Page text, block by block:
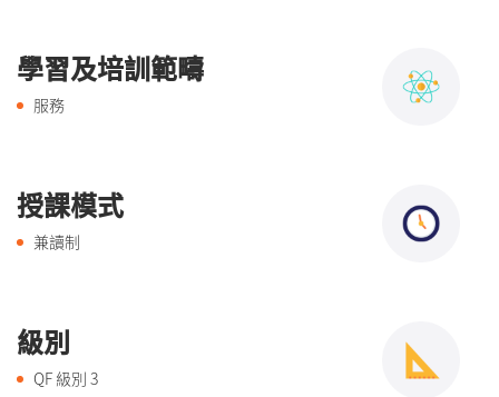
學習及培訓範疇
服務
授課模式
兼讀制
級別
QF 級別 3